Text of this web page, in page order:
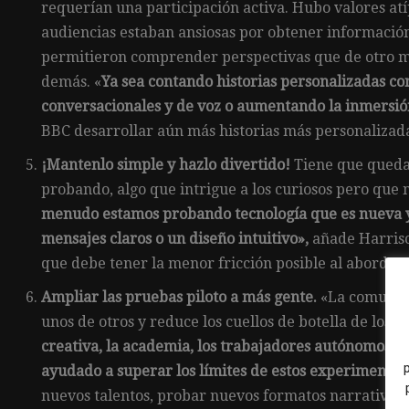
requerían una participación activa. Hubo valores
audiencias estaban ansiosas por obtener
permitieron comprender perspectivas que de otro
demás. «Ya sea contando historias personalizadas
conversacionales y de voz o aumentando la
BBC desarrollar aún más historias más
¡Mantenlo simple y hazlo divertido! Tiene que
probando, algo que intrigue a los curiosos pero que
menudo estamos probando tecnología que es
mensajes claros o un diseño intuitivo», añade
que debe tener la menor fricción posible al abordar
Ampliar las pruebas piloto a más gente. «La
unos de otros y reduce los cuellos de botella de los
creativa, la academia, los trabajadores autónomos,
ayudado a superar los límites de estos experimentos.
nuevos talentos, probar nuevos formatos narrativos